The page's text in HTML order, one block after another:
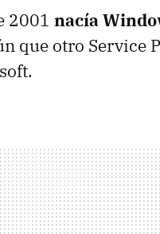
2001 nacía
que otro Service